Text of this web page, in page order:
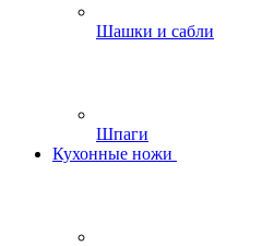
Шашки и сабли
Шпаги
Кухонные ножи